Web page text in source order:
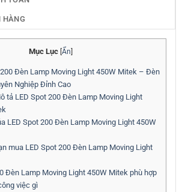
HÀNG
Mục Lục Ẩn
Đèn Lamp Moving Light 450W Mitek – Đèn
Nghiệp Đỉnh Cao
tả LED Spot 200 Đèn Lamp Moving Light
LED Spot 200 Đèn Lamp Moving Light 450W
mua LED Spot 200 Đèn Lamp Moving Light
Đèn Lamp Moving Light 450W Mitek phù hợp
việc gì